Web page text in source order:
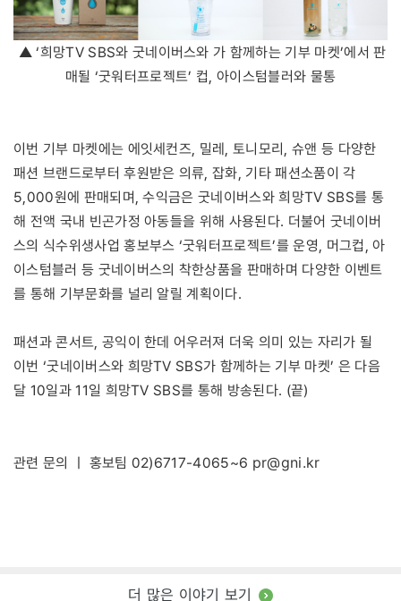
▲ ‘희망TV SBS와 굿네이버스와 가 함께하는 기부 마켓’에서 판
매될 ‘굿워터프로젝트’ 컵, 아이스텀블러와 물통
이번 기부 마켓에는 에잇세컨즈, 밀레, 토니모리, 슈앤 등 다양한
패션 브랜드로부터 후원받은 의류, 잡화, 기타 패션소품이 각
5,000원에 판매되며, 수익금은 굿네이버스와 희망TV SBS를 통
해 전액 국내 빈곤가정 아동들을 위해 사용된다. 더불어 굿네이버
스의 식수위생사업 홍보부스 ‘굿워터프로젝트’를 운영, 머그컵, 아
이스텀블러 등 굿네이버스의 착한상품을 판매하며 다양한 이벤트
를 통해 기부문화를 널리 알릴 계획이다.
패션과 콘서트, 공익이 한데 어우러져 더욱 의미 있는 자리가 될
이번 ‘굿네이버스와 희망TV SBS가 함께하는 기부 마켓’ 은 다음
달 10일과 11일 희망TV SBS를 통해 방송된다. (끝)
관련 문의 ㅣ 홍보팀 02)6717-4065~6 pr@gni.kr
더 많은 이야기 보기